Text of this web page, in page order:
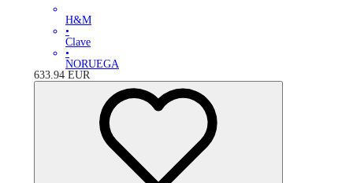
H&M
•
Clave
•
NORUEGA
633.94 EUR